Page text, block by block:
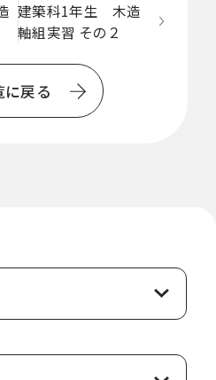
建築科1年生 木造
軸組実習 その２
一
覧
に
戻
に戻る